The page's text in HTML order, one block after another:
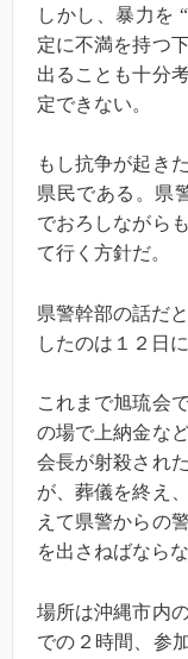
しかし、暴力を “
定に不満を持つ
出ることも十分
定できない。
もし抗争が起き
県民である。県
でおろしながら
て行く方針だ。
県警幹部の話だ
したのは１２日
これまで旭琉会
の場で上納金な
会長が射殺され
が、葬儀を終え
えて県警からの
を出さねばなら
場所は沖縄市内
での２時間、参